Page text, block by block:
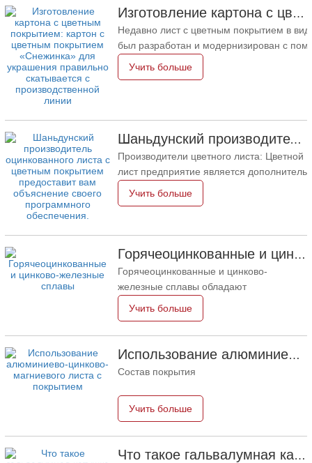
магний, алюминий-цинк-магний,
алюминий-магний-марганец,
хром сталь из-за истины
по факт основа,
после пол предварительная обработка
Изготовление картона с цветным покрытием: картон с цветным покрытием «Снежинка» для украшения правильно скатывается с производственной линии
Недавно лист с цветным покрытием в
был разработан и модернизирован с
Гуанчжоу производитель был
ставка листа. Этот продукт является
Учить больше
Шаньдунский производитель оцинкованного листа с цветным покрытием предоставит вам объяснение своего программного обеспечения.
Производители цветного листа: Цветной
лист предприятие является
холоднокатаного металла листов и
Учить больше
Горячеоцинкованные и цинково-железные сплавы
Горячеоцинкованные и цинково-
железные сплавы обладают
хорошей коррозионной стойкостью,
свойствами в целом и особенно
собственном кругу родственных
приборов, автомобилях и
металлургической промышленности.
Учить больше
Использование алюминиево-цинково-магниевого листа с покрытием
Состав покрытия
Учить больше
Что такое гальвалумная катушка с цветным покрытием?